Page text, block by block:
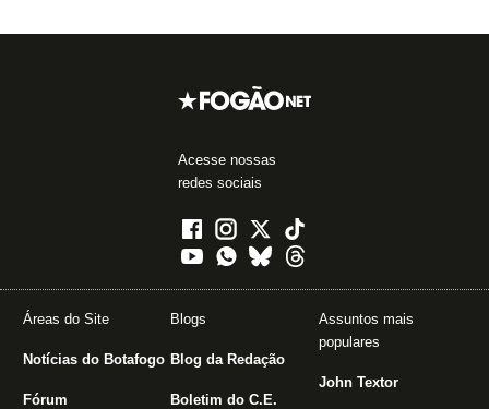
Acesse nossas
redes sociais
Áreas do Site
Notícias do Botafogo
Fórum
Blogs
Blog da Redação
Boletim do C.E.
Assuntos mais
populares
John Textor